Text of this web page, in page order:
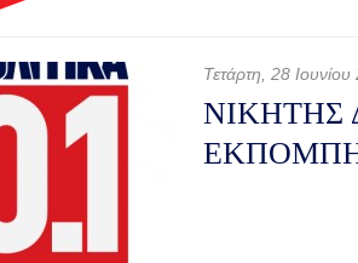
Τετάρτη, 28
ΝΙΚΗΤΗΣ